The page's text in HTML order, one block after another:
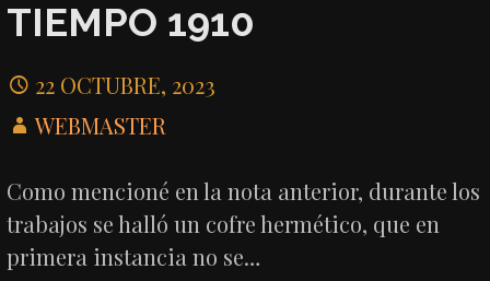
TIEMPO 1910
22 OCTUBRE, 2023
WEBMASTER
Como mencioné en la nota anterior, durante los
trabajos se halló un cofre hermético, que en
primera instancia no se…